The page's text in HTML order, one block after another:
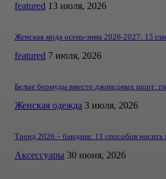
featured 13 июля, 2026
Женская мода осень-зима 2026-2027: 15
featured 7 июля, 2026
Белые бермуды вместо джинсовых шорт:
Женская одежда 3 июля, 2026
Тренд 2026 – бандана: 11 способов
Аксессуары 30 июня, 2026